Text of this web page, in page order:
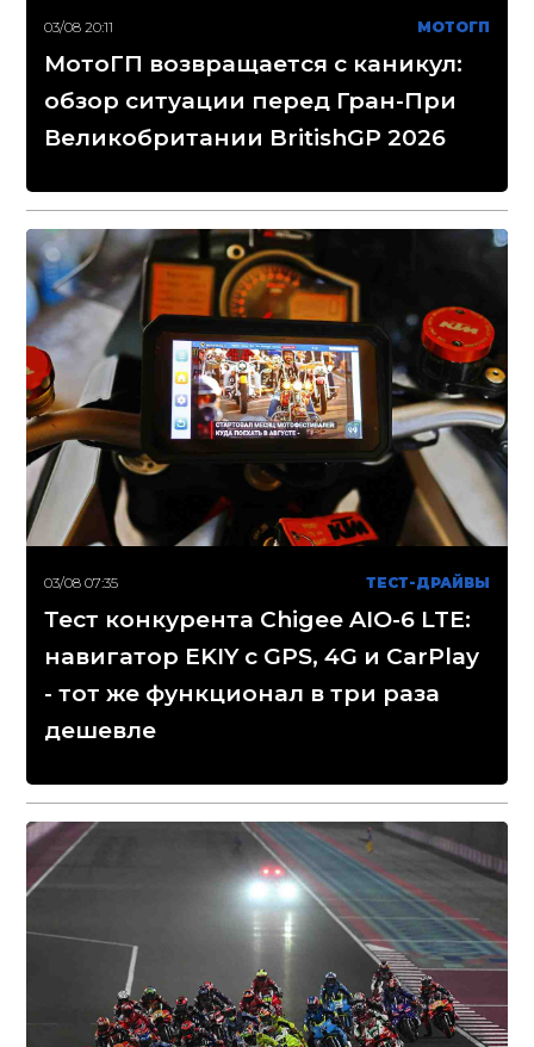
03/08 20:11 МОТОГП
МотоГП возвращается с каникул:
обзор ситуации перед Гран-При
Великобритании BritishGP 2026
03/08 07:35 ТЕСТ-ДРАЙВЫ
Тест конкурента Chigee AIO-6 LTE:
навигатор EKIY с GPS, 4G и CarPlay
- тот же функционал в три раза
дешевле